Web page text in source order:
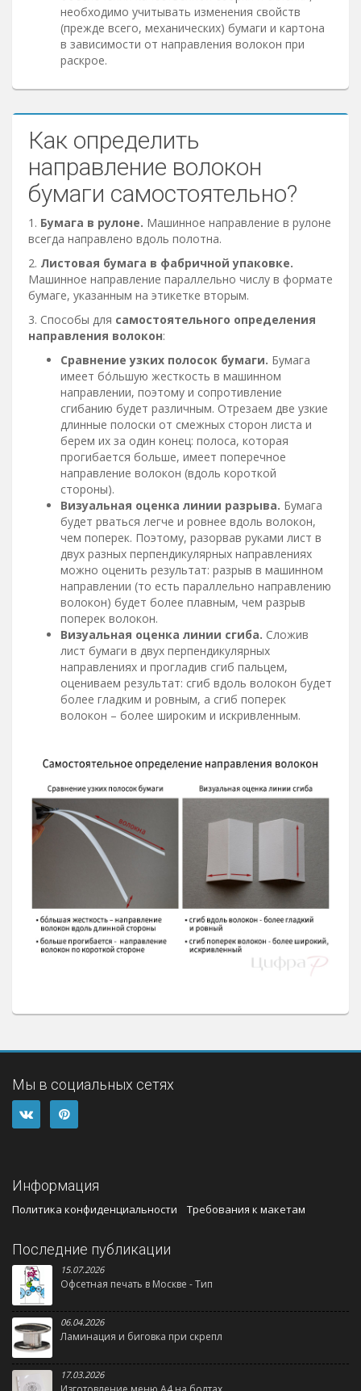
необходимо учитывать изменения свойств
(прежде всего, механических) бумаги и картона
в зависимости от направления волокон при
раскрое.
Как определить
направление волокон
бумаги самостоятельно?
1. Бумага в рулоне. Машинное направление в рулоне
всегда направлено вдоль полотна.
2. Листовая бумага в фабричной упаковке.
Машинное направление параллельно числу в формате
бумаге, указанным на этикетке вторым.
3. Способы для самостоятельного определения
направления волокон:
Сравнение узких полосок бумаги. Бумага
имеет бо́льшую жесткость в машинном
направлении, поэтому и сопротивление
сгибанию будет различным. Отрезаем две узкие
длинные полоски от смежных сторон листа и
берем их за один конец: полоса, которая
прогибается больше, имеет поперечное
направление волокон (вдоль короткой
стороны).
Визуальная оценка линии разрыва. Бумага
будет рваться легче и ровнее вдоль волокон,
чем поперек. Поэтому, разорвав руками лист в
двух разных перпендикулярных направлениях
можно оценить результат: разрыв в машинном
направлении (то есть параллельно направлению
волокон) будет более плавным, чем разрыв
поперек волокон.
Визуальная оценка линии сгиба. Сложив
лист бумаги в двух перпендикулярных
направлениях и прогладив сгиб пальцем,
оцениваем результат: сгиб вдоль волокон будет
более гладким и ровным, а сгиб поперек
волокон – более широким и искривленным.
Мы в социальных сетях
Информация
Политика конфиденциальности Требования к макетам
Последние публикации
15.07.2026
Офсетная печать в Москве - Тип
06.04.2026
Ламинация и биговка при скрепл
17.03.2026